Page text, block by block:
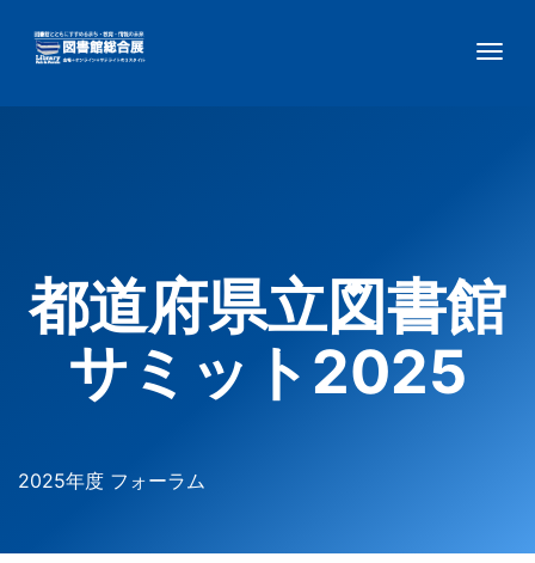
ー
用
メ
ー
都道府県立図書館
サミット2025
2025年度 フォーラム